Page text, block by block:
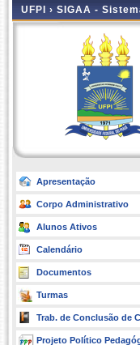
UFPI › SIGAA -
Apresentação
Corpo Administrativo
Alunos Ativos
Calendário
Documentos
Turmas
Trab. de Conclusão de
Projeto Político